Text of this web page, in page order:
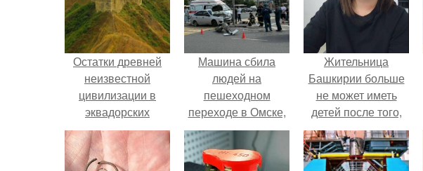
Остатки древней
неизвестной
цивилизации в
эквадорских
джунглях.
Машина сбила
людей на
пешеходном
переходе в Омске,
пострадали 8
человек.
Жительница
Башкирии больше
не может иметь
детей после того,
как медики сделали
ей аборт на шестом
месяце